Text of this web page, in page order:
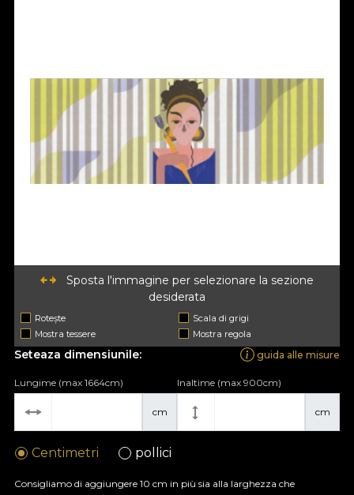
Sposta l'immagine per selezionare la sezione
desiderata
Rotește
Scala di grigi
Mostra tessere
Mostra regola
Seteaza dimensiunile: guida alle misure
cm
Lungime (max 1664cm)
cm
Inaltime (max 900cm)
Centimetri pollici
Consigliamo di aggiungere 10 cm in più sia alla larghezza che